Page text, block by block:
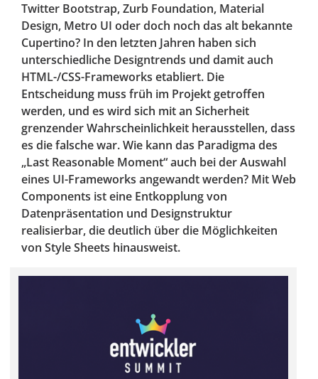
Twitter Bootstrap, Zurb Foundation, Material
Design, Metro UI oder doch noch das alt bekannte
Cupertino? In den letzten Jahren haben sich
unterschiedliche Designtrends und damit auch
HTML-/CSS-Frameworks etabliert. Die
Entscheidung muss früh im Projekt getroffen
werden, und es wird sich mit an Sicherheit
grenzender Wahrscheinlichkeit herausstellen, dass
es die falsche war. Wie kann das Paradigma des
„Last Reasonable Moment“ auch bei der Auswahl
eines UI-Frameworks angewandt werden? Mit Web
Components ist eine Entkopplung von
Datenpräsentation und Designstruktur
realisierbar, die deutlich über die Möglichkeiten
von Style Sheets hinausweist.